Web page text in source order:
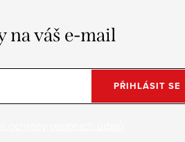
na váš e-mail
PŘIHLÁSIT SE